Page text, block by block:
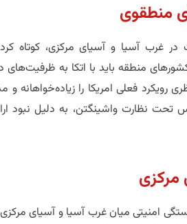
منطقوی
در غرب آسیا و آسیای مرکزی،
منطقه باید با اتکا به ظرفیت‌های
رویکرد فعلی امریکا را زیاده‌خواهانه و
تحت نظارت واشینگتن، به دلیل نبود
مرکزی
امنیتی میان غرب آسیا و آسیای مرکزی